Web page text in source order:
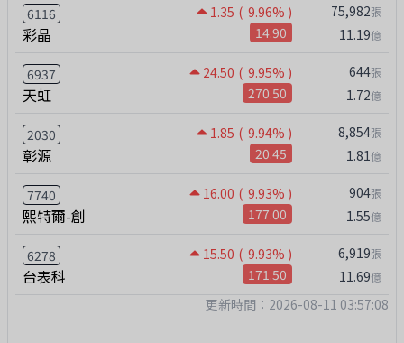
6116 1.35 ( 9.96% )
彩晶 14.90
75,982張
11.19億
6937 24.50 ( 9.95% )
天虹 270.50
644張
1.72億
2030 1.85 ( 9.94% )
彰源 20.45
8,854張
1.81億
7740 16.00 ( 9.93% )
熙特爾-創 177.00
904張
1.55億
6278 15.50 ( 9.93% )
台表科 171.50
6,919張
11.69億
更新時間：2026-08-11 03:57:08